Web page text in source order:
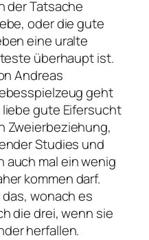
der Tatsache
oder die gute
eine uralte
überhaupt ist.
Andreas
geht
gute Eifersucht
Zweierbeziehung,
Studies und
auch mal ein wenig
kommen darf.
wonach es
die drei, wenn sie
herfallen.